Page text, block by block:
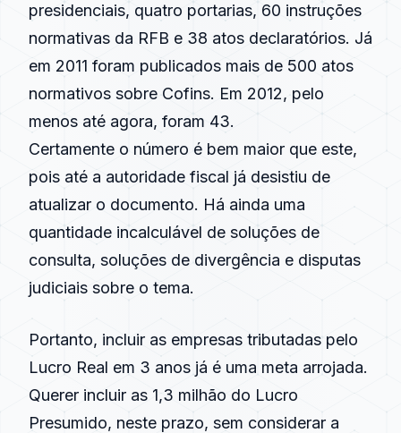
presidenciais, quatro portarias, 60 instruções
normativas da RFB e 38 atos declaratórios. Já
em 2011 foram publicados mais de 500 atos
normativos sobre Cofins. Em 2012, pelo
menos até agora, foram 43.
Certamente o número é bem maior que este,
pois até a autoridade fiscal já desistiu de
atualizar o documento. Há ainda uma
quantidade incalculável de soluções de
consulta, soluções de divergência e disputas
judiciais sobre o tema.
Portanto, incluir as empresas tributadas pelo
Lucro Real em 3 anos já é uma meta arrojada.
Querer incluir as 1,3 milhão do Lucro
Presumido, neste prazo, sem considerar a